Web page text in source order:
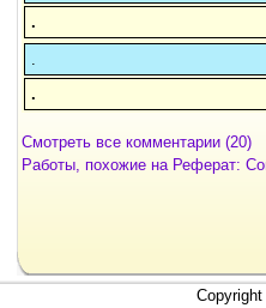
.
.
Смотреть все комментарии (20)
Работы, похожие на Реферат: